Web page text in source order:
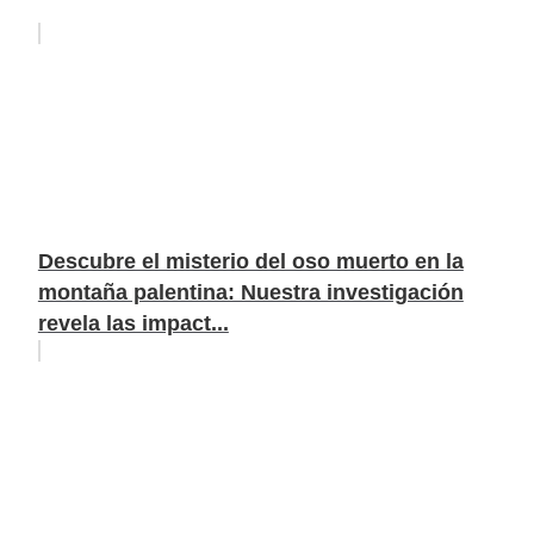
Descubre el misterio del oso muerto en la
montaña palentina: Nuestra investigación
revela las impact...